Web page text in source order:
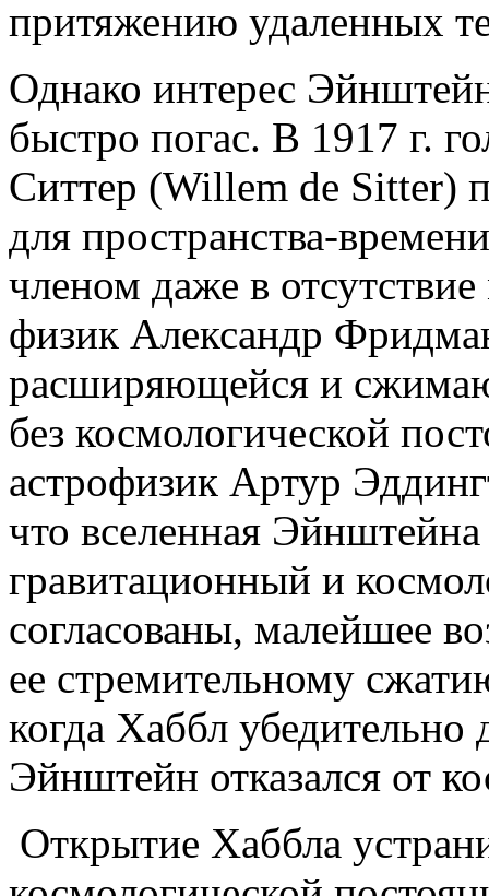
притяжению удаленных
Однако интерес
быстро погас. В 1917 г.
Ситтер (Willem de Sitter)
для пространства-
членом даже в
физик Александр
расширяющейся и
без космологической
астрофизик Артур
что вселенная
гравитационный и
согласованы, малейшее
ее стремительному
когда Хаббл
Эйнштейн отказался от
Открытие Хаббла